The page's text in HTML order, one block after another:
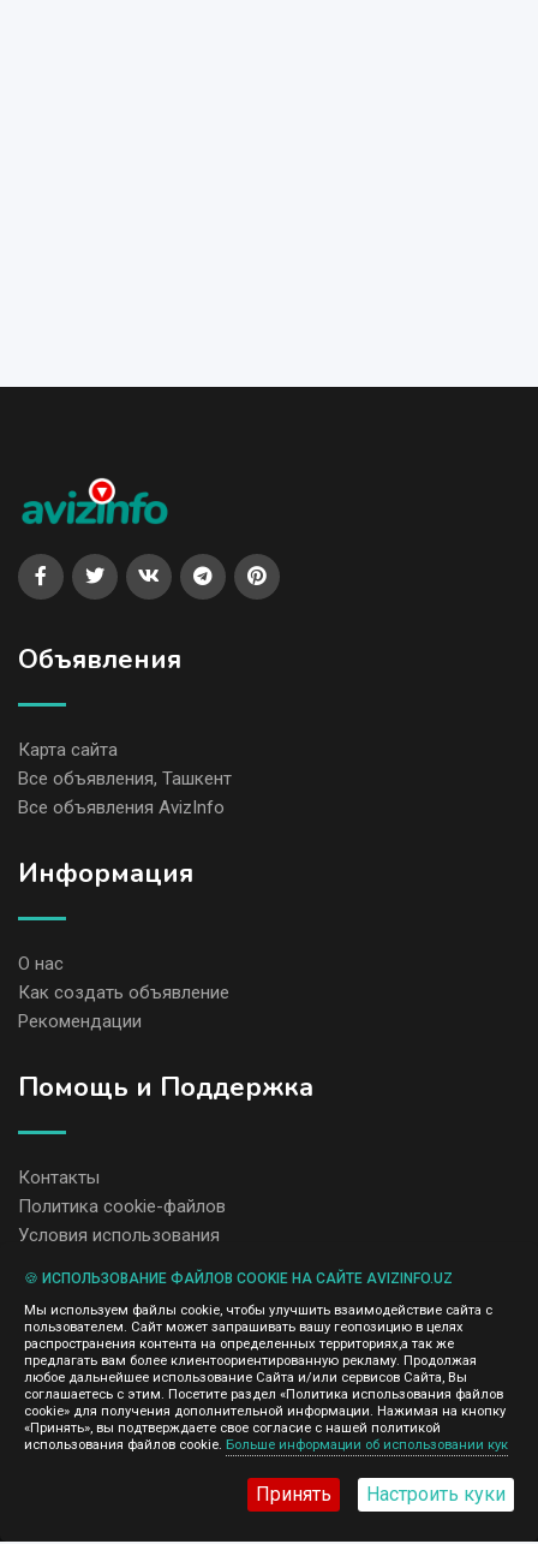
Объявления
Карта сайта
Все объявления, Ташкент
Все объявления AvizInfo
Информация
О нас
Как создать объявление
Рекомендации
Помощь и Поддержка
Контакты
Политика cookie-файлов
Условия использования
содержание размещенных объявлений.
Мы ценим конфиденциальность наших пользователей. Мы не
передаем и не продаем личную информацию зарегистрированных
пользователей AvizInfo.uz третьим лицам. Мы не отвечаем за
правила конфиденциальности сайтов на которые ссылается
AvizInfo.uz. На некоторых страницах нашего сайта представлена
реклама Google Adsense Advertising Network. Чтобы узнать
подробней о правилах конфиденциальности Googleнажмите тут
🍪 ИСПОЛЬЗОВАНИЕ ФАЙЛОВ COOKIE НА САЙТЕ AVIZINFO.UZ
Мы используем файлы cookie, чтобы улучшить взаимодействие сайта с
пользователем. Сайт может запрашивать вашу геопозицию в целях
распространения контента на определенных территориях,а так же
предлагать вам более клиентоориентированную рекламу. Продолжая
любое дальнейшее использование Сайта и/или сервисов Сайта, Вы
соглашаетесь с этим. Посетите раздел «Политика использования файлов
cookie» для получения дополнительной информации. Нажимая на кнопку
«Принять», вы подтверждаете свое согласие с нашей политикой
использования файлов cookie. Больше информации об использовании кук
Принять Настроить куки